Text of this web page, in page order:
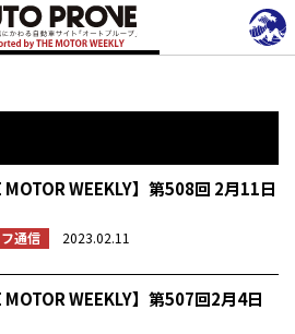
MOTOR WEEKLY】第508回 2月11日
通信 2023.02.11
MOTOR WEEKLY】第507回2月4日